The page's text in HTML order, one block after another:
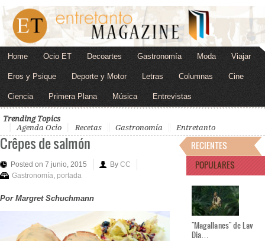
Home Ocio ET Decoartes Gastronomía Moda Viajar
Eros y Psique Deporte y Motor Letras Columnas Cine
Ciencia Primera Plana Música Entrevistas
Trending Topics
Agenda Ocio
Recetas Gastronomía Entretanto
Crêpes de salmón
Posted on 7 junio, 2015 By CC
Gastronomía portada
Por Margret Schuchmann
RECIENTES
POPULARES
"Magallanes" de Lav
Dia…